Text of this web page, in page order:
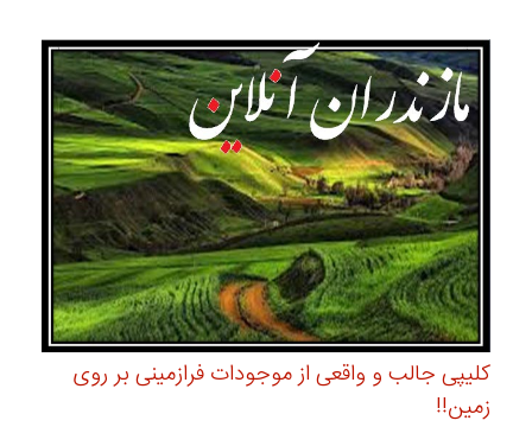
کلیپی جالب و واقعی از موجودات فرازمینی بر روی
زمین!!